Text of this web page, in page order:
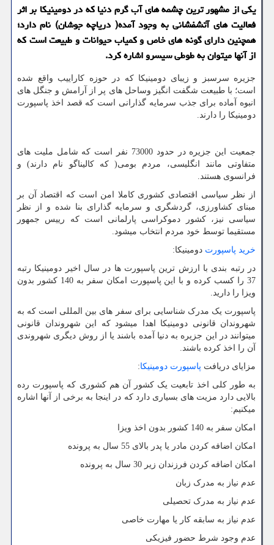
یكی از مشهور ترین چشمه های آب گرم دنیا كه در دومینیكا بر اثر
فعالیت های آتشفشانی به وجود آمده( دریاچه جوشان) نام دارد؛
همچنین دارای گونه های خاص و كمیاب حیوانات و طبیعت است كه
از آنها میتوان به طوطی سیسرو اشاره كرد.
جزیره سرسبز و زیبای دومینیکا که در حوزه کاراییب واقع شده
است؛ با طبیعت شگفت انگیز وساحل های پر از آرامش و جنگل های
انبوه آماده برای جذب سرمایه گذارانی است که قصد اخذ پاسپورت
دومینیکا را دارند.
جمعیت این جزیره در حدود 73000 نفر است که شامل ملیت های
متفاوتی مانند انگلیسی، مردم بومی( که کالیناگو نام دارند) و
فرانسوی هستند.
از نظر سیاسی اقتصادی کشوری کاملا امن است که اقتصاد آن بر
مبنای کشاورزی، گردشگری و سرمایه گذارای بنا شده و از نظر
سیاسی نیز، کشور دموکراسی پارلمانی است که رییس جمهور
مستقیما توسط خود مردم انتخاب میشود.
خرید پاسپورت دومینیکا:
در رتبه بندی با ارزش ترین پاسپورت ها در سال اخیر دومینیکا رتبه
37 را کسب کرده و با این پاسپورت امکان سفر به 140 کشور بدون
ویزا را دارید.
پاسپورت یک مدرک شناسایی برای سفر های بین المللی است که به
شهروندان قانونی دومینیکا اهدا میشود که این شهروندان قانونی
میتوانند در این جزیره به دنیا آمده باشند یا از روش دیگری شهروندی
آن را اخذ کرده باشند.
مزایای دریافت پاسپورت دومینیکا:
به طور کلی اخذ تابعیت یک کشور آن هم کشوری که پاسپورت رده
بالایی دارد مزیت های بسیاری دارد که در اینجا به برخی از آنها اشاره
میکنیم:
امکان سفر به 140 کشور بدون اخذ ویزا
امکان اضافه کردن مادر یا پدر بالای 55 سال به پرونده
امکان اضافه کردن فرزندان زیر 30 سال به پرونده
عدم نیاز به مدرک زبان
عدم نیاز به مدرک تحصیلی
عدم نیاز به سابقه کار یا مهارت خاصی
عدم وجود شرط حضور فیزیکی